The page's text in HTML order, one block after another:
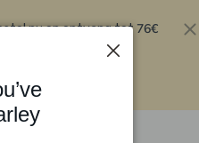
nu en ontvang tot 76€